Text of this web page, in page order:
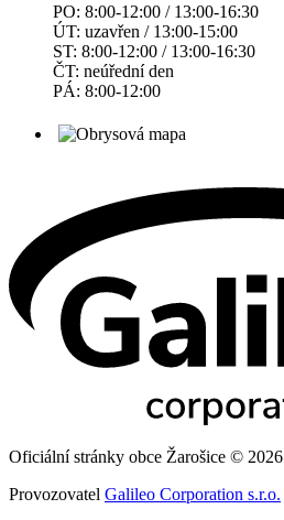
PO: 8:00-12:00 / 13:00-16:30
ÚT: uzavřen / 13:00-15:00
ST: 8:00-12:00 / 13:00-16:30
ČT: neúřední den
PÁ: 8:00-12:00
Oficiální stránky obce Žarošice © 2026
Provozovatel Galileo Corporation s.r.o.